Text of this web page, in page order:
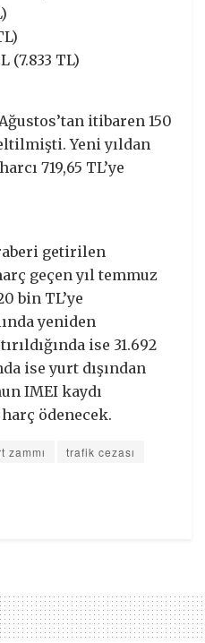
(7.833 TL)
Ağustos’tan itibaren 150
Yeni yıldan
719,65 TL’ye
getirilen
geçen yıl temmuz
bin TL’ye
yeniden
ise 31.692
ise yurt dışından
IMEI kaydı
harç ödenecek.
zammı
trafik cezası